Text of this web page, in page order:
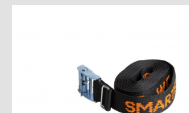
WORK SYSTEM REEUWIJK
WORK SYSTEM RIDDERKERK